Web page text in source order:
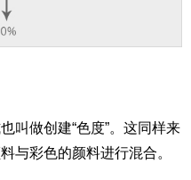
叫做创建“色度”。这同样来
与彩色的颜料进行混合。